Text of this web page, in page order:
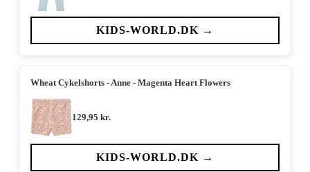
KIDS-WORLD.DK →
Wheat Cykelshorts - Anne - Magenta Heart Flowers
129,95 kr.
KIDS-WORLD.DK →